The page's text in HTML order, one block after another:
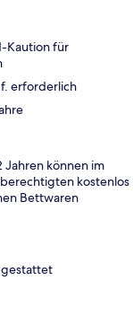
Kaution für
erforderlich
Jahren können im
kostenlos
Bettwaren
gestattet